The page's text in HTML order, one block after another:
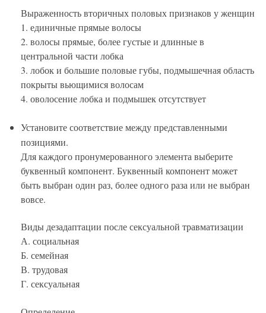
Выраженность вторичных половых признаков у женщин
1. единичные прямые волосы
2. волосы прямые, более густые и длинные в
центральной части лобка
3. лобок и большие половые губы, подмышечная область
покрыты вьющимися волосам
4. оволосение лобка и подмышек отсутствует
Установите соответствие между представленными
позициями.
Для каждого пронумерованного элемента выберите
буквенный компонент. Буквенный компонент может
быть выбран один раз, более одного раза или не выбран
вовсе.
Виды дезадаптации после сексуальной травматизации
А. социальная
Б. семейная
В. трудовая
Г. сексуальная